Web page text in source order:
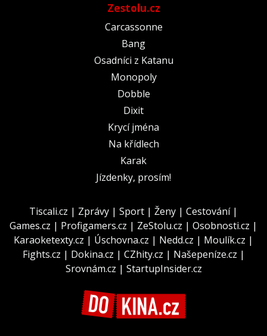
Zestolu.cz
Carcassonne
Bang
Osadníci z Katanu
Monopoly
Dobble
Dixit
Krycí jména
Na křídlech
Karak
Jízdenky, prosím!
Tiscali.cz | Zprávy | Sport | Ženy | Cestování|
Games.cz | Profigamers.cz | ZeStolu.cz | Osobnosti.cz |
Karaoketexty.cz | Úschovna.cz | Nedd.cz | Moulík.cz |
Fights.cz | Dokina.cz | CZhity.cz | Našepeníze.cz |
Srovnám.cz | StartupInsider.cz